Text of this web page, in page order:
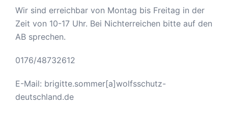
Wir sind erreichbar von Montag bis Freitag in der
Zeit von 10-17 Uhr. Bei Nichterreichen bitte auf den
AB sprechen.
0176/48732612
E-Mail: brigitte.sommer[a]wolfsschutz-
deutschland.de